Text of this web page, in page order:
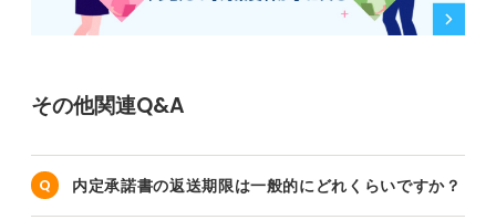
その他関連Q&A
内定承諾書の返送期限は一般的にどれくらいですか？